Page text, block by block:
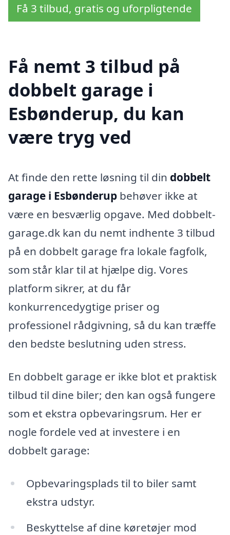
Få 3 tilbud, gratis og uforpligtende
Få nemt 3 tilbud på
dobbelt garage i
Esbønderup, du kan
være tryg ved
At finde den rette løsning til din dobbelt
garage i Esbønderup behøver ikke at
være en besværlig opgave. Med dobbelt-
garage.dk kan du nemt indhente 3 tilbud
på en dobbelt garage fra lokale fagfolk,
som står klar til at hjælpe dig. Vores
platform sikrer, at du får
konkurrencedygtige priser og
professionel rådgivning, så du kan træffe
den bedste beslutning uden stress.
En dobbelt garage er ikke blot et praktisk
tilbud til dine biler; den kan også fungere
som et ekstra opbevaringsrum. Her er
nogle fordele ved at investere i en
dobbelt garage:
Opbevaringsplads til to biler samt
ekstra udstyr.
Beskyttelse af dine køretøjer mod